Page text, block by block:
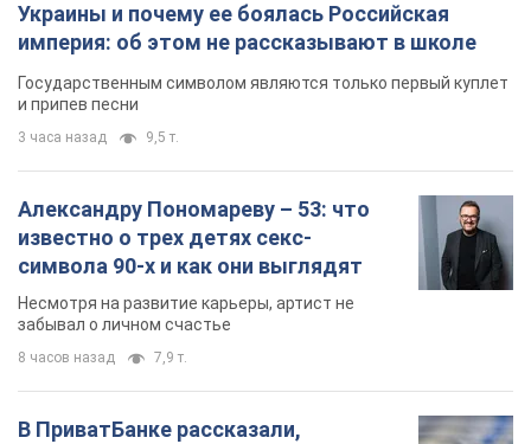
Украины и почему ее боялась Российская
империя: об этом не рассказывают в школе
Государственным символом являются только первый куплет
и припев песни
3 часа назад 9,5 т.
Александру Пономареву – 53: что
известно о трех детях секс-
символа 90-х и как они выглядят
Несмотря на развитие карьеры, артист не
забывал о личном счастье
8 часов назад 7,9 т.
В ПриватБанке рассказали,